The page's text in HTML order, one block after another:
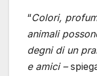
“Colori,
animali
degni di un
e amici –